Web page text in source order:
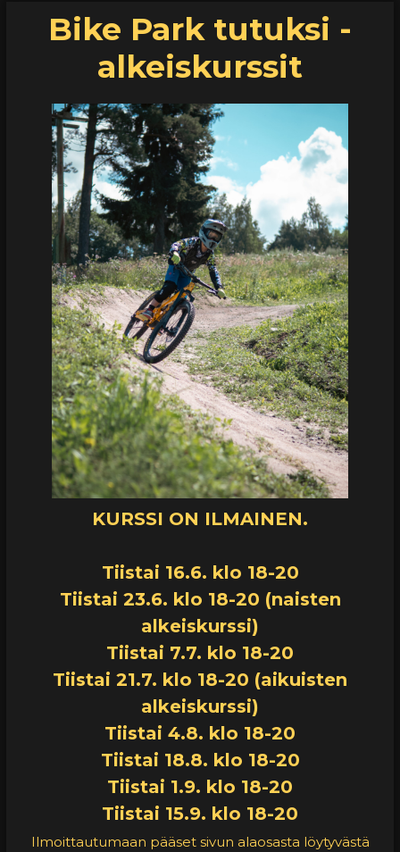
Bike Park tutuksi -
alkeiskurssit
KURSSI ON ILMAINEN.
Tiistai 16.6. klo 18-20
Tiistai 23.6. klo 18-20 (naisten
alkeiskurssi)
Tiistai 7.7. klo 18-20
Tiistai 21.7. klo 18-20 (aikuisten
alkeiskurssi)
Tiistai 4.8. klo 18-20
Tiistai 18.8. klo 18-20
Tiistai 1.9. klo 18-20
Tiistai 15.9. klo 18-20
Ilmoittautumaan pääset sivun alaosasta löytyvästä